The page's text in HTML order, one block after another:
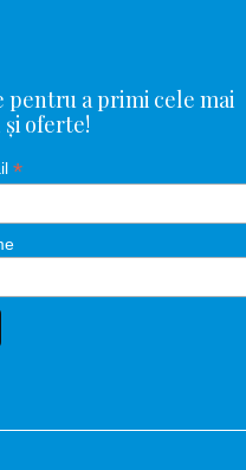
pentru a primi cele mai
oferte!
*